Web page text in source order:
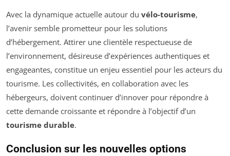
Avec la dynamique actuelle autour du vélo-tourisme,
l’avenir semble prometteur pour les solutions
d’hébergement. Attirer une clientèle respectueuse de
l’environnement, désireuse d’expériences authentiques et
engageantes, constitue un enjeu essentiel pour les acteurs du
tourisme. Les collectivités, en collaboration avec les
hébergeurs, doivent continuer d’innover pour répondre à
cette demande croissante et répondre à l’objectif d’un
tourisme durable.
Conclusion sur les nouvelles options